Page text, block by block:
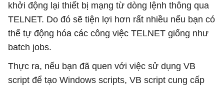
khởi động lại thiết bị mạng từ dòng lệnh thông qua
TELNET. Do đó sẽ tiện lợi hơn rất nhiều nếu bạn có
thể tự động hóa các công việc TELNET giống như
batch jobs.
Thực ra, nếu bạn đã quen với việc sử dụng VB
script để tạo Windows scripts, VB script cung cấp